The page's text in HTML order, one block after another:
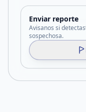
Enviar reporte
Avisanos si
sospechosa.